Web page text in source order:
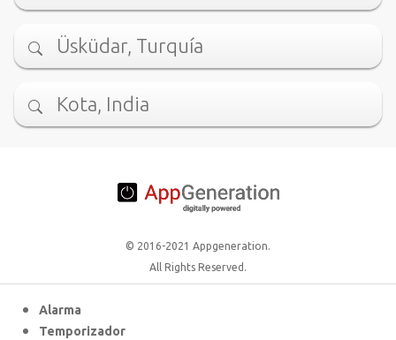
Üsküdar, Turquía
Kota, India
© 2016-2021 Appgeneration.
All Rights Reserved.
Alarma
Temporizador